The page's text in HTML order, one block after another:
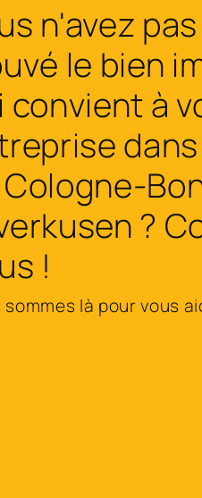
n'avez
le bien
convient à
?
!
sommes là pour vous